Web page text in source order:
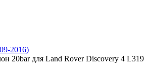
2016)
20bar для Land Rover Discovery 4 L319